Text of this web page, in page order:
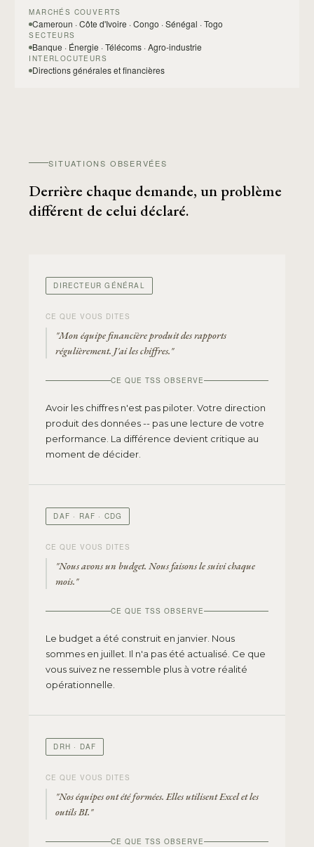
MARCHÉS COUVERTS
Cameroun · Côte d'Ivoire · Congo · Sénégal · Togo
SECTEURS
Banque · Énergie · Télécoms · Agro-industrie
INTERLOCUTEURS
Directions générales et financières
SITUATIONS OBSERVÉES
Derrière chaque demande, un problème
différent de celui déclaré.
DIRECTEUR GÉNÉRAL
CE QUE VOUS DITES
"Mon équipe financière produit des rapports
régulièrement. J'ai les chiffres."
CE QUE TSS OBSERVE
Avoir les chiffres n'est pas piloter. Votre direction
produit des données -- pas une lecture de votre
performance. La différence devient critique au
moment de décider.
DAF · RAF · CDG
CE QUE VOUS DITES
"Nous avons un budget. Nous faisons le suivi chaque
mois."
CE QUE TSS OBSERVE
Le budget a été construit en janvier. Nous
sommes en juillet. Il n'a pas été actualisé. Ce que
vous suivez ne ressemble plus à votre réalité
opérationnelle.
DRH · DAF
CE QUE VOUS DITES
"Nos équipes ont été formées. Elles utilisent Excel et les
outils BI."
CE QUE TSS OBSERVE